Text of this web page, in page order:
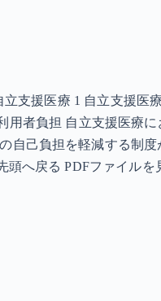
支援医療 1 自立支援医
者負担 自立支援医療
己負担を軽減する制
戻る PDFファイルを